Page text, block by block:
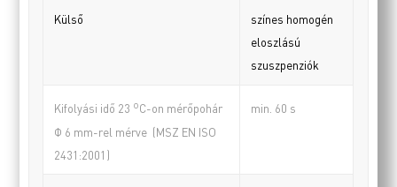
Külső
színes homogén
eloszlású
szuszpenziók
Kifolyási idő 23 oC-on mérőpohár
Φ 6 mm-rel mérve (MSZ EN ISO
2431:2001)
min. 60 s